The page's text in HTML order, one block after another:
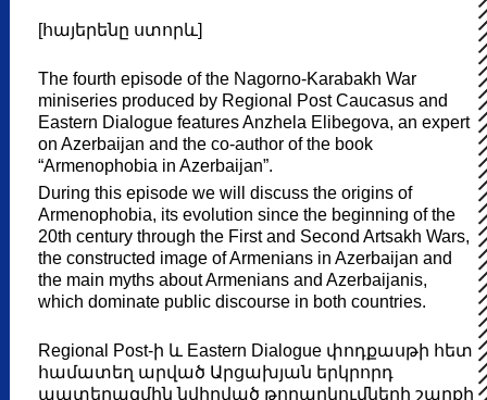
[հայերենը ստորև]
The fourth episode of the Nagorno-Karabakh War
miniseries produced by Regional Post Caucasus and
Eastern Dialogue features Anzhela Elibegova, an expert
on Azerbaijan and the co-author of the book
“Armenophobia in Azerbaijan”.
During this episode we will discuss the origins of
Armenophobia, its evolution since the beginning of the
20th century through the First and Second Artsakh Wars,
the constructed image of Armenians in Azerbaijan and
the main myths about Armenians and Azerbaijanis,
which dominate public discourse in both countries.
Regional Post-ի և Eastern Dialogue փոդքասթի հետ
համատեղ արված Արցախյան երկրորդ
պատերազմին նվիրված թողարկումների շարքի